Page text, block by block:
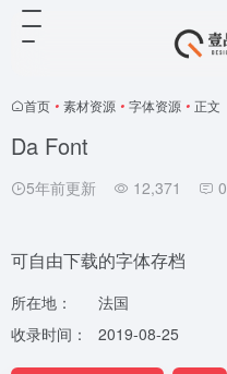
首页 • 素材资源 • 字体资源 • 正文
Da Font
5年前更新 12,371 0
可自由下载的字体存档
所在地：
法国
收录时间：
2019-08-25